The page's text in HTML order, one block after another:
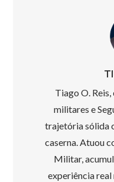
Tiago O. Reis,
militares e
trajetória sólida
caserna. Atuou
Militar,
experiência real